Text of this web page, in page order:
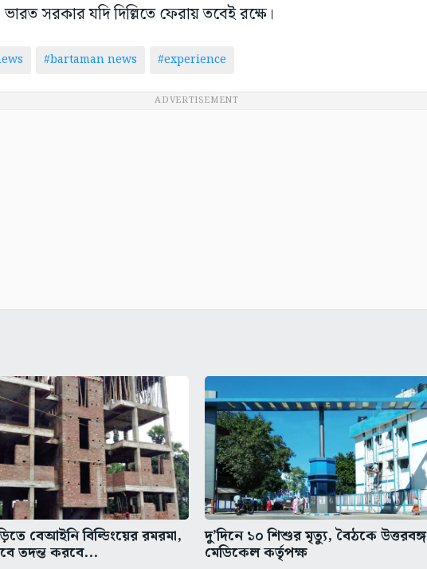
সরকার যদি দিল্লিতে ফেরায় তবেই রক্ষে।
#bartaman news #experience
ADVERTISEMENT
বেআইনি বিল্ডিংয়ের রমরমা,
তদন্ত করবে...
দু’দিনে ১০ শিশুর মৃত্যু, বৈঠকে উত্তরবঙ্গ
মেডিকেল কর্তৃপক্ষ